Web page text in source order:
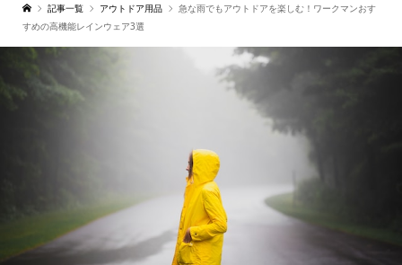
記事一覧 アウトドア用品
急な雨でもアウトドアを楽しむ！ワークマンおす
すめの高機能レインウェア3選